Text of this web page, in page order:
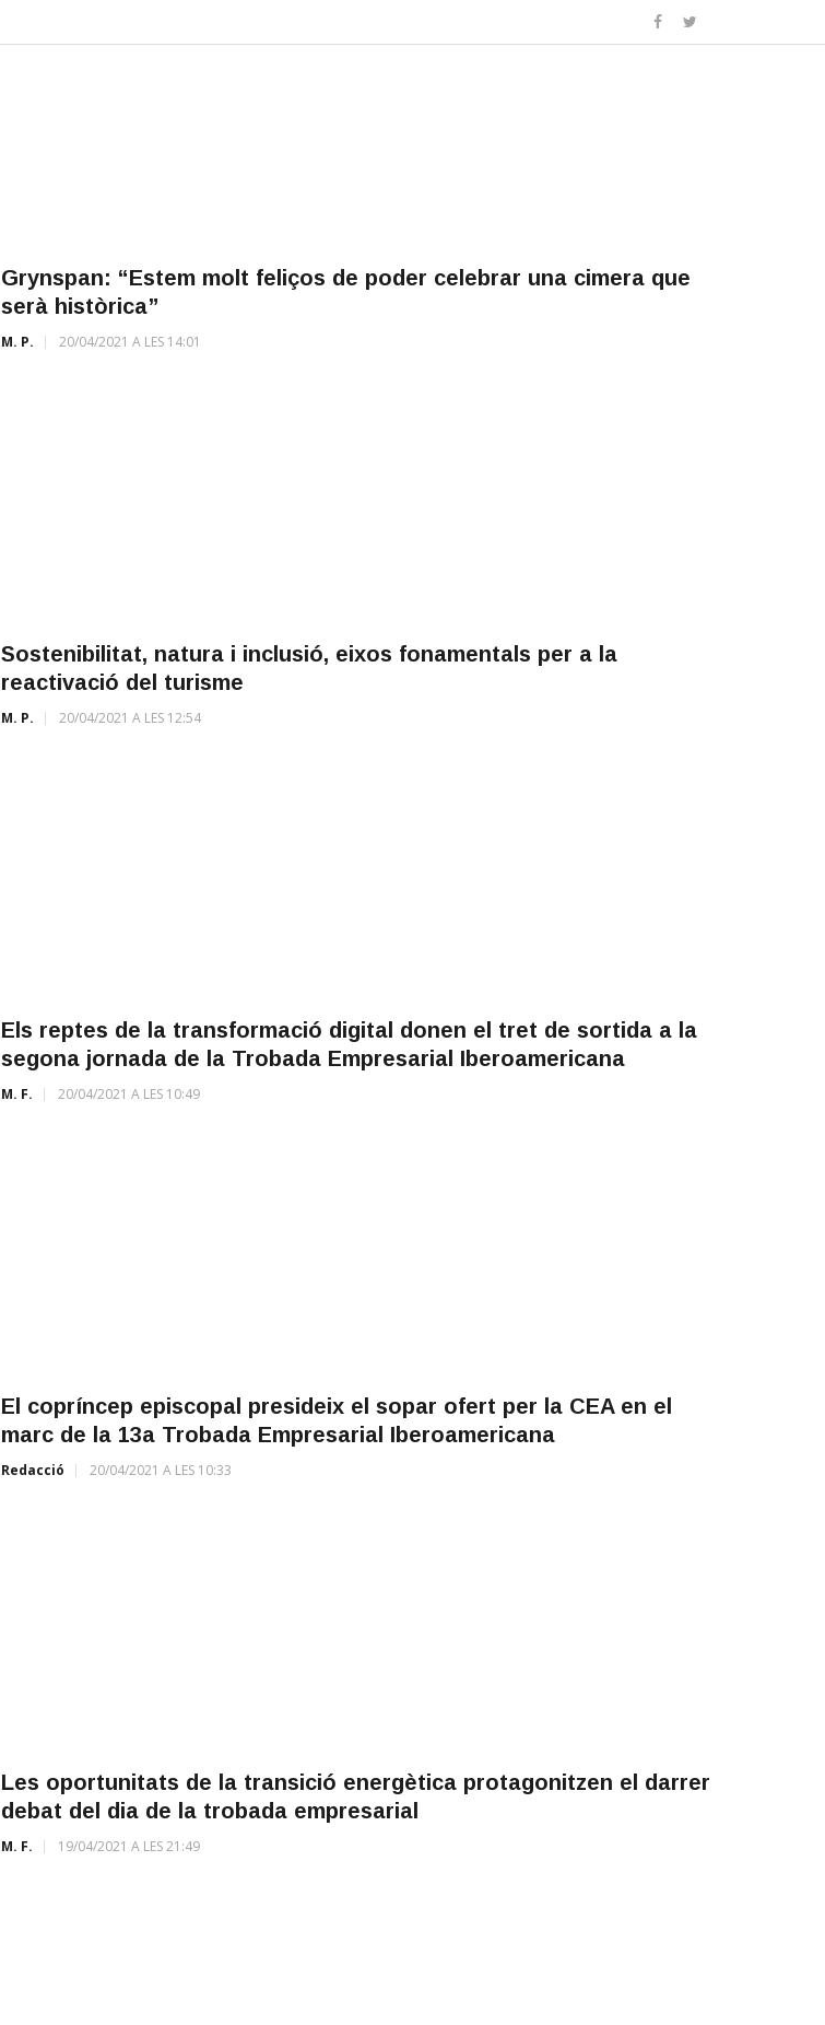
Grynspan: “Estem molt feliços de poder celebrar una cimera que
serà històrica”
M. P. 20/04/2021 A LES 14:01
Sostenibilitat, natura i inclusió, eixos fonamentals per a la
reactivació del turisme
M. P. 20/04/2021 A LES 12:54
Els reptes de la transformació digital donen el tret de sortida a la
segona jornada de la Trobada Empresarial Iberoamericana
M. F. 20/04/2021 A LES 10:49
El copríncep episcopal presideix el sopar ofert per la CEA en el
marc de la 13a Trobada Empresarial Iberoamericana
Redacció 20/04/2021 A LES 10:33
Les oportunitats de la transició energètica protagonitzen el darrer
debat del dia de la trobada empresarial
M. F. 19/04/2021 A LES 21:49